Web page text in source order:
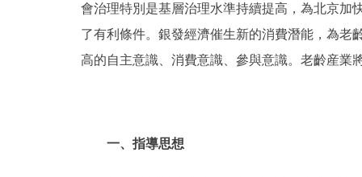
會治理特別是基層治理水準持續提高，為北京加
了有利條件。銀發經濟催生新的消費潛能，為老
高的自主意識、消費意識、參與意識。老齡産業
一、指導思想